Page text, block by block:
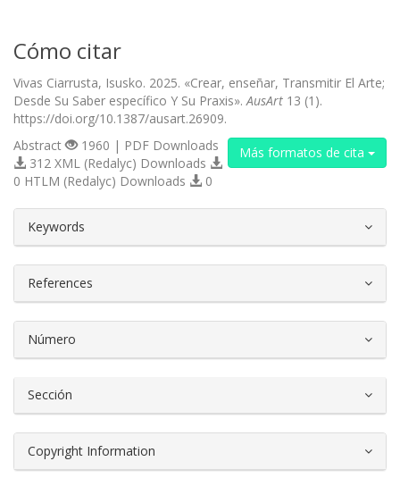
Cómo citar
Vivas Ciarrusta, Isusko. 2025. «Crear, enseñar, Transmitir El Arte;
Desde Su Saber específico Y Su Praxis».AusArt 13 (1).
https://doi.org/10.1387/ausart.26909.
Más formatos de cita
Abstract
1960 | PDF Downloads
312 XML (Redalyc) Downloads
0 HTLM (Redalyc) Downloads
0
Keywords
References
Número
Sección
Copyright Information